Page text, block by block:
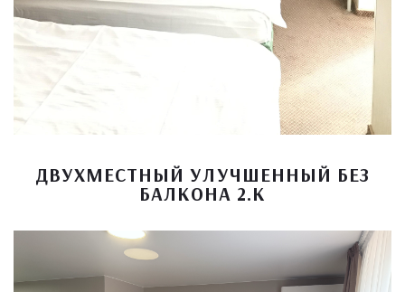
ДВУХМЕСТНЫЙ УЛУЧШЕННЫЙ БЕЗ
БАЛКОНА 2.К